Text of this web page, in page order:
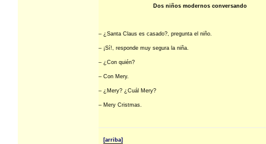
Dos niños modernos conversando
– ¿Santa Claus es casado?, pregunta el niño.
– ¡Sí!, responde muy segura la niña.
– ¿Con quién?
– Con Mery.
– ¿Mery? ¿Cuál Mery?
– Mery Cristmas.
[arriba]